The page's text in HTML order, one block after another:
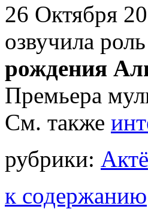
26 Октября
озвучила
рождения
Премьера
См. также
рубрики:
к содержанию